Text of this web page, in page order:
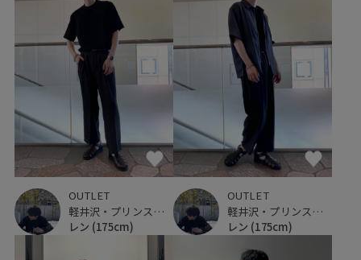
OUTLET
軽井沢・プリンスショッピングプラザ
レン (175cm)
OUTLET
軽井沢・プリンスショッピングプラザ
レン (175cm)